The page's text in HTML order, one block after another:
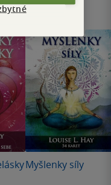
Myšlenky síly